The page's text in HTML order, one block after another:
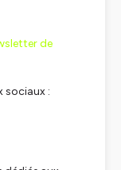
de
sociaux :